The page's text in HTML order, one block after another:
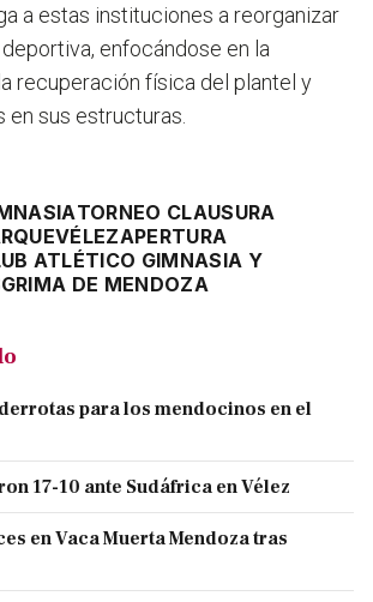
a estas instituciones a reorganizar
enfocándose en la
recuperación física del plantel y
sus estructuras.
TORNEO CLAUSURA
VÉLEZAPERTURA
ATLÉTICO GIMNASIA Y
DE MENDOZA
para los mendocinos en el
17-10 ante Sudáfrica en Vélez
en Vaca Muerta Mendoza tras